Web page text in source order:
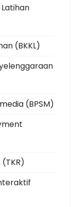
(BKKL)
(BPSM)